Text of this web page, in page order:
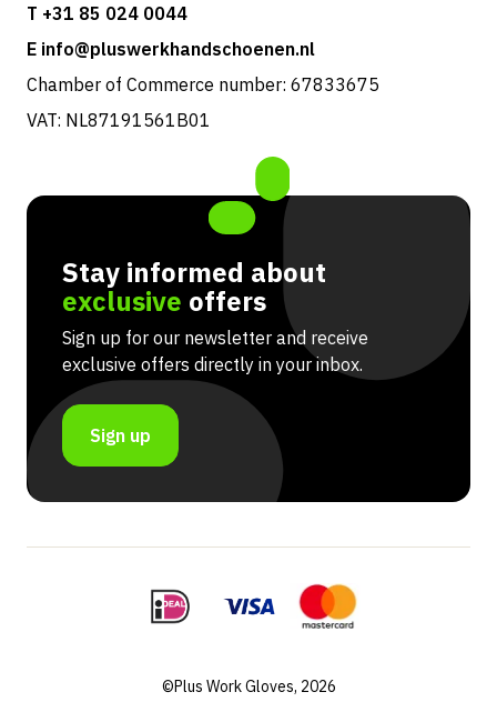
T +31 85 024 0044
E info@pluswerkhandschoenen.nl
Chamber of Commerce number: 67833675
VAT: NL87191561B01
Stay informed about
exclusive offers
Sign up for our newsletter and receive
exclusive offers directly in your inbox.
Sign up
©Plus Work Gloves, 2026